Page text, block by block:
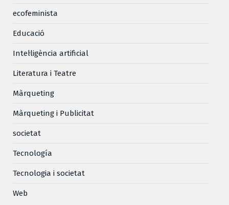
ecofeminista
Educació
Intel·ligència artificial
Literatura i Teatre
Màrqueting
Màrqueting i Publicitat
societat
Tecnología
Tecnologia i societat
Web